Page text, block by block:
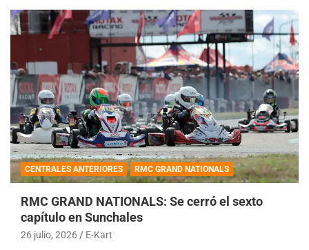
CENTRALES ANTERIORES RMC GRAND NATIONALS
RMC GRAND NATIONALS: Se cerró el sexto
capítulo en Sunchales
26 julio, 2026 E-Kart